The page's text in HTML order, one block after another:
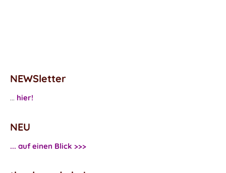
NEWSletter
... hier!
NEU
... auf einen Blick >>>